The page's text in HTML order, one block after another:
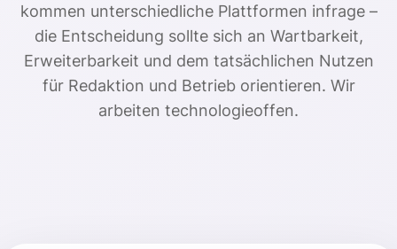
kommen unterschiedliche Plattformen infrage –
die Entscheidung sollte sich an Wartbarkeit,
Erweiterbarkeit und dem tatsächlichen Nutzen
für Redaktion und Betrieb orientieren. Wir
arbeiten technologieoffen.